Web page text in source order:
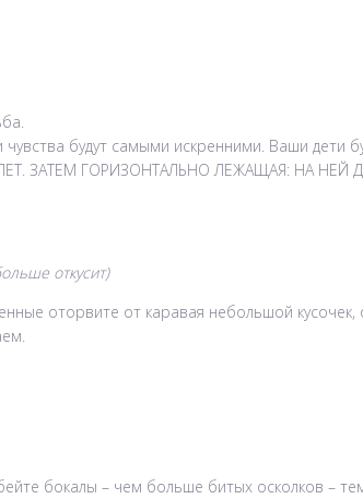
будут самыми искренними. Ваши дети
ЗАТЕМ ГОРИЗОНТАЛЬНО ЛЕЖАЩАЯ: НА
откусит)
оторвите от каравая небольшой
бокалы – чем больше битых осколков –